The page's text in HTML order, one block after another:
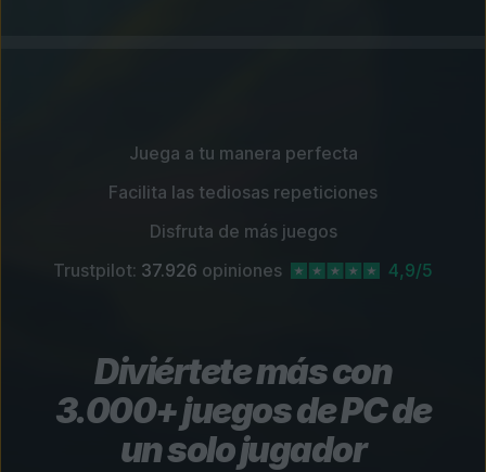
Juega a tu manera perfecta
Facilita las tediosas repeticiones
Disfruta de más juegos
Trustpilot: 37.926 opiniones 4,9/5
Diviértete más con
3.000+ juegos de PC de
un solo jugador